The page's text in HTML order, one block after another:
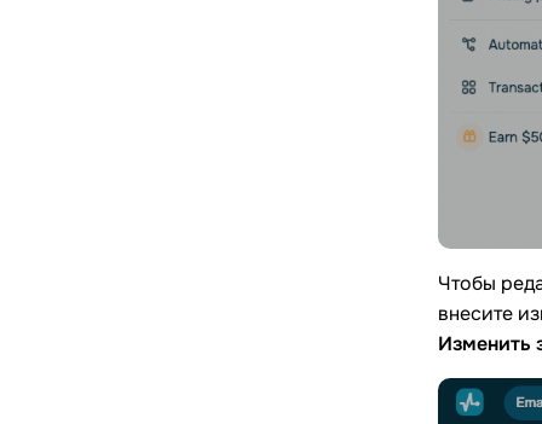
Чтобы
внесите
Изменить